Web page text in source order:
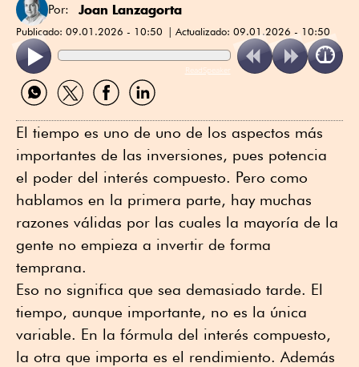
Por: Joan Lanzagorta
Publicado: 09.01.2026 - 10:50 Actualizado: 09.01.2026 - 10:50
ReadSpeaker
Compartir
por
Compartir
por
Compartir
por
Compartir
por
El tiempo es uno de uno de los aspectos más
importantes de las inversiones, pues potencia
el poder del interés compuesto. Pero como
hablamos en la primera parte, hay muchas
razones válidas por las cuales la mayoría de la
gente no empieza a invertir de forma
temprana.
Eso no significa que sea demasiado tarde. El
tiempo, aunque importante, no es la única
variable. En la fórmula del interés compuesto,
la otra que importa es el rendimiento. Además